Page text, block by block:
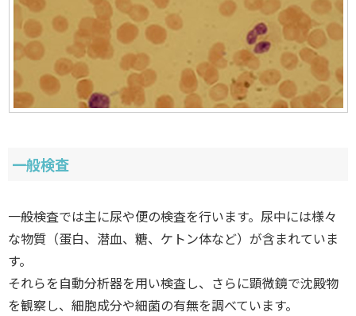
一般検査
一般検査では主に尿や便の検査を行います。尿中には様々
な物質（蛋白、潜血、糖、ケトン体など）が含まれていま
す。
それらを自動分析器を用い検査し、さらに顕微鏡で沈殿物
を観察し、細胞成分や細菌の有無を調べています。